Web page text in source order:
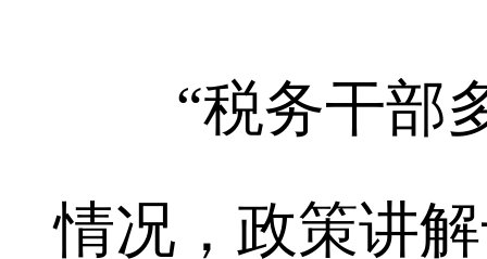
“税务干部多
情况，政策讲